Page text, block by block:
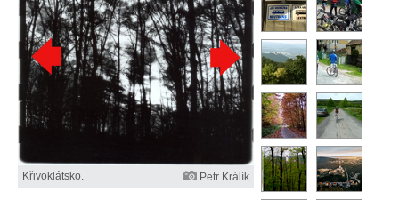
Křivoklátsko. Petr Králík